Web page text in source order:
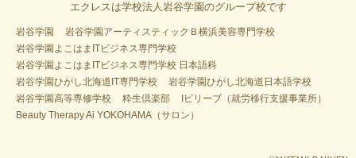
エクレスは学校法人岩谷学園のグループ校です
岩谷学園
岩谷学園アーティスティックＢ横浜美容専門学校
岩谷学園よこはまITビジネス専門学校
岩谷学園よこはまITビジネス専門学校 日本語科
岩谷学園ひがし北海道IT専門学校
岩谷学園ひがし北海道日本語学校
岩谷学園高等専修学校
粋生倶楽部
Iビリーブ（就労移行支援事業所）
Beauty Therapy Ai YOKOHAMA（サロン）